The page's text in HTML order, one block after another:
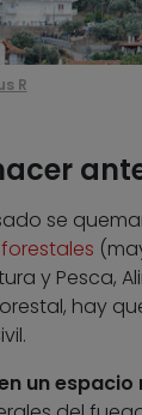
R
se
y Pesca,
hay
un espacio